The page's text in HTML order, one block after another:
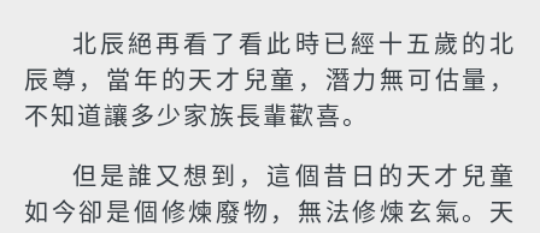
北辰絕再看了看此時已經十五歲的北
辰尊，當年的天才兒童，潛力無可估量，
不知道讓多少家族長輩歡喜。
但是誰又想到，這個昔日的天才兒童
如今卻是個修煉廢物，無法修煉玄氣。天